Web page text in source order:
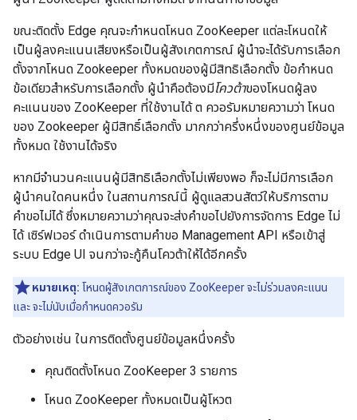
ขณะติดตั้ง Edge คุณจะกำหนดโหนด ZooKeeper แต่ละโหนดให้
เป็นผู้ลงคะแนนเสียงหรือเป็นผู้สังเกตการณ์ ผู้นำจะได้รับการเลือก
ตั้งจากโหนด Zookeeper ทั้งหมดของผู้มีสิทธิเลือกตั้ง ข้อกำหนด
ข้อเดียวสำหรับการเลือกตั้ง ผู้นำคือต้องมีโควต้าของโหนดผู้ลง
คะแนนของ ZooKeeper ที่ใช้งานได้ ต ควอรัมหมายความว่า โหนด
ของ Zookeeper ผู้มีสิทธิ์เลือกตั้ง มากกว่าครึ่งหนึ่งของศูนย์ข้อมูล
ทั้งหมด ใช้งานได้จริง
หากมีจำนวนคะแนนผู้มีสิทธิเลือกตั้งไม่เพียงพอ ก็จะไม่มีการเลือก
ผู้นำคนใดคนหนึ่ง ในสถานการณ์นี้ ผู้ดูแลสวนสัตว์ให้บริการตาม
คำขอไม่ได้ ซึ่งหมายความว่าคุณจะส่งคำขอไปยังการจัดการ Edge ไม่
ได้ เซิร์ฟเวอร์ ดำเนินการตามคำขอ Management API หรือเข้าสู่
ระบบ Edge UI จนกว่าจะกู้คืนโควต้าให้ได้อีกครั้ง
หมายเหตุ: โหนดผู้สังเกตการณ์ของ ZooKeeper จะไม่ร่วมลงคะแนน
และ จะไม่นับเมื่อกำหนดควอรัม
ตัวอย่างเช่น ในการติดตั้งศูนย์ข้อมูลหนึ่งครั้ง
คุณติดตั้งโหนด ZooKeeper 3 รายการ
โหนด ZooKeeper ทั้งหมดเป็นผู้โหวต